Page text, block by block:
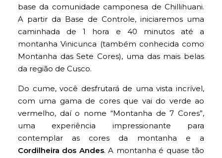
base da comunidade camponesa de Chillihuani.
A partir da Base de Controle, iniciaremos uma
caminhada de 1 hora e 40 minutos até a
montanha Vinicunca (também conhecida como
Montanha das Sete Cores), uma das mais belas
da região de Cusco.
Do cume, você desfrutará de uma vista incrível,
com uma gama de cores que vai do verde ao
vermelho, daí o nome “Montanha de 7 Cores”,
uma experiência impressionante para
contemplar as cores da montanha e a
Cordilheira dos Andes. A montanha é quase tão